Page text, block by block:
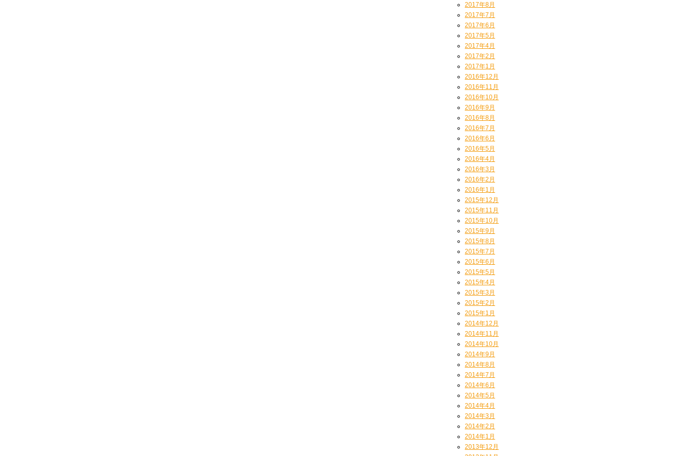
2017年8月
2017年7月
2017年6月
2017年5月
2017年4月
2017年2月
2017年1月
2016年12月
2016年11月
2016年10月
2016年9月
2016年8月
2016年7月
2016年6月
2016年5月
2016年4月
2016年3月
2016年2月
2016年1月
2015年12月
2015年11月
2015年10月
2015年9月
2015年8月
2015年7月
2015年6月
2015年5月
2015年4月
2015年3月
2015年2月
2015年1月
2014年12月
2014年11月
2014年10月
2014年9月
2014年8月
2014年7月
2014年6月
2014年5月
2014年4月
2014年3月
2014年2月
2014年1月
2013年12月